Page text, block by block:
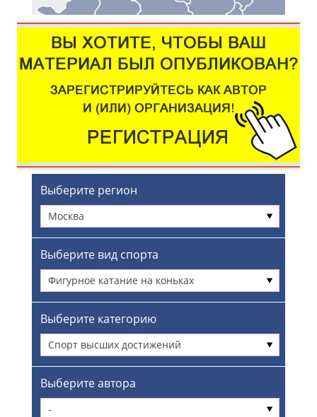
Выберите регион
Москва
Выберите вид спорта
Фигурное катание на коньках
Выберите категорию
Спорт высших достижений
Выберите автора
-